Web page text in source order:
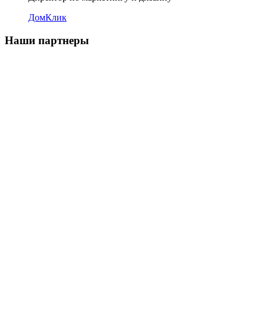
ДомКлик
Наши партнеры